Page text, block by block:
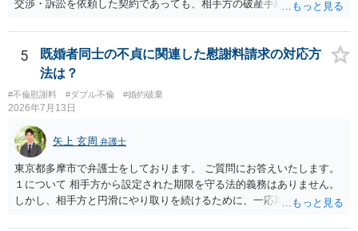
直接相談されて、 今後の対応についてアドバイス等を求めることを
交渉・訴訟を依頼した契約であっても、相手方の破産手続への対応、
等まで当然に含まれているとは限りません。そのため、追加費用が発
生するかどうかは、まず委任契約書と弁護士の説明を確認した方がよ
いでしょう。 成功報酬についても、契約内容次第です。通常は、実際
に回収できた金額を基準に報酬が発生する契約が多いと思われます
が、「請求額を認めさせた場合」や「和解成立時」など、回収前に報
酬が発生する定めになっている可能性もあります。 依頼している弁護
士に、破産手続への意見申述まで契約内で対応してもらえるのか、追
加費用はかかるか、免責された場合に成功報酬が発生するのか、非免
責債権として争う見込みがあるのかを確認されるとよいと思います。
5
既婚者同士の不貞に関連した慰謝料請求の対応方
法は？
#不倫慰謝料 #ダブル不倫 #婚約破棄
2026年7月13日
矢上 玄周 弁護士
東京都多摩市で弁護士をしております。 ご質問にお答えいたします。
１について 相手方から設定された期限を守る法的義務はありません。
しかし、相手方と円滑にやり取りを続けるために、一応期限を守って